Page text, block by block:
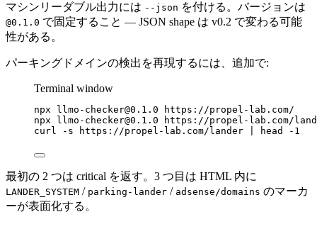
マシンリーダブル出力には --json を付ける。バージョンは
@0.1.0 で固定すること — JSON shape は v0.2 で変わる可能
性がある。
パーキングドメインの検出を再現するには、追加で:
Terminal window
npx llmo-checker@0.1.0
https://propel-lab.com/
npx
llmo-checker@0.1.0
https://propel-lab.com/
curl
-s https://propel-lab.com/lander head -1
最初の 2 つは critical を返す。3 つ目は HTML 内に
LANDER_SYSTEM / parking-lander / adsense/domains のマーカ
ーが表面化する。